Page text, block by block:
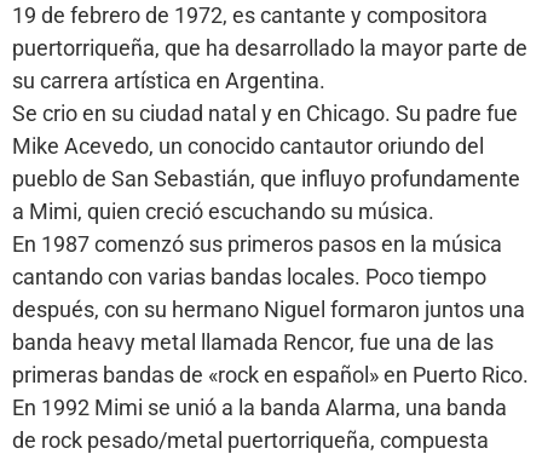
19 de febrero de 1972, es cantante y compositora
puertorriqueña, que ha desarrollado la mayor parte de
su carrera artística en Argentina.
Se crio en su ciudad natal y en Chicago. Su padre fue
Mike Acevedo, un conocido cantautor oriundo del
pueblo de San Sebastián, que influyo profundamente
a Mimi, quien creció escuchando su música.
En 1987 comenzó sus primeros pasos en la música
cantando con varias bandas locales. Poco tiempo
después, con su hermano Niguel formaron juntos una
banda heavy metal llamada Rencor, fue una de las
primeras bandas de «rock en español» en Puerto Rico.
En 1992 Mimi se unió a la banda Alarma, una banda
de rock pesado/metal puertorriqueña, compuesta